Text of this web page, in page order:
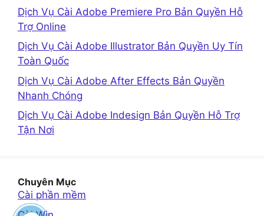
Dịch Vụ Cài Adobe Premiere Pro Bản Quyền Hỗ
Trợ Online
Dịch Vụ Cài Adobe Illustrator Bản Quyền Uy Tín
Toàn Quốc
Dịch Vụ Cài Adobe After Effects Bản Quyền
Nhanh Chóng
Dịch Vụ Cài Adobe Indesign Bản Quyền Hỗ Trợ
Tận Nơi
Chuyên Mục
Cài phần mềm